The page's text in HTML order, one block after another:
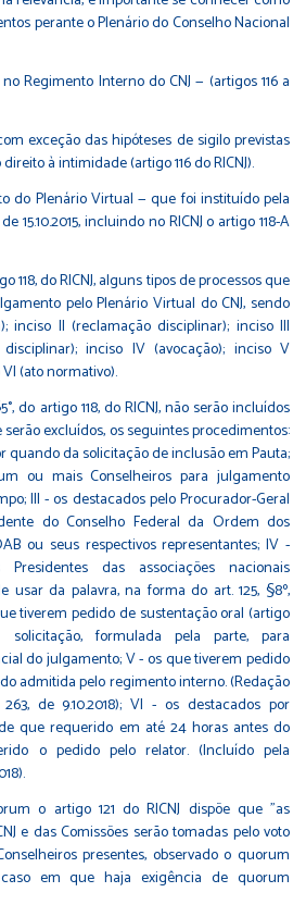
perante o Plenário do Conselho Nacional
Regimento Interno do CNJ — (artigos 116 a
exceção das hipóteses de sigilo previstas
à intimidade (artigo 116 do RICNJ).
do Plenário Virtual — que foi instituído pela
15.10.2015, incluindo no RICNJ o artigo 118-A
118, do RICNJ, alguns tipos de processos que
pelo Plenário Virtual do CNJ, sendo
inciso II (reclamação disciplinar); inciso III
inciso IV (avocação); inciso V
(ato normativo).
do artigo 118, do RICNJ, não serão incluídos
excluídos, os seguintes procedimentos:
quando da solicitação de inclusão em Pauta;
ou mais Conselheiros para julgamento
III - os destacados pelo Procurador-Geral
do Conselho Federal da Ordem dos
ou seus respectivos representantes; IV -
das associações nacionais
usar da palavra, na forma do art. 125, §8º,
tiverem pedido de sustentação oral (artigo
formulada pela parte, para
do julgamento; V - os que tiverem pedido
admitida pelo regimento interno. (Redação
de 9.10.2018); VI - os destacados por
que requerido em até 24 horas antes do
o pedido pelo relator. (Incluído pela
o artigo 121 do RICNJ dispõe que "as
e das Comissões serão tomadas pelo voto
presentes, observado o quorum
em que haja exigência de quorum